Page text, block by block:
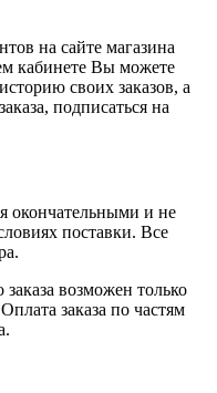
на сайте магазина
кабинете Вы можете
своих заказов, а
подписаться на
окончательными и не
поставки. Все
возможен только
заказа по частям